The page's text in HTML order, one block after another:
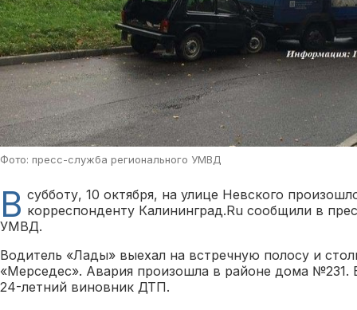
Фото: пресс-служба регионального УМВД
В субботу, 10 октября, на улице Невского
корреспонденту Калининград.Ru сообщили в
УМВД.
Водитель «Лады» выехал на встречную полосу и
«Мерседес». Авария произошла в районе дома №231.
24-летний виновник ДТП.